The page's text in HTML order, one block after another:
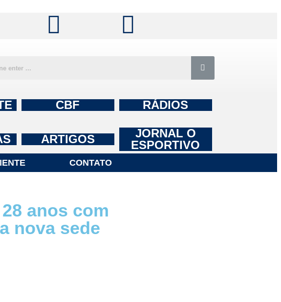
CBF RÁDIOS
ARTIGOS
JORNAL O
ESPORTIVO
CONTATO
anos com
nova sede